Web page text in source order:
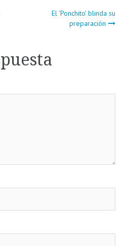
El ‘Ponchito’ blinda su
preparación